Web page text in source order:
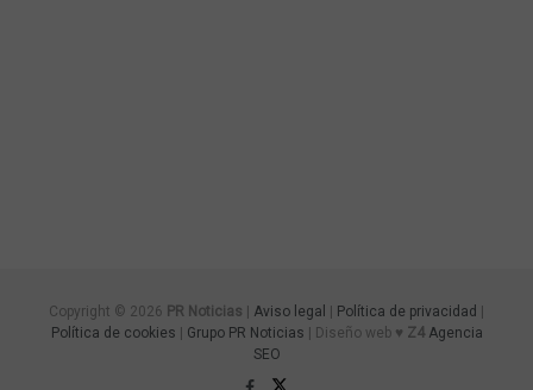
Copyright © 2026 PR Noticias Aviso legal Política de privacidad
Política de cookies
Grupo PR Noticias | Diseño web ♥ Z4 Agencia
SEO